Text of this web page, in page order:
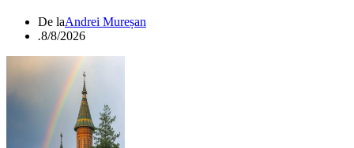
De laAndrei Mureșan
.8/8/2026